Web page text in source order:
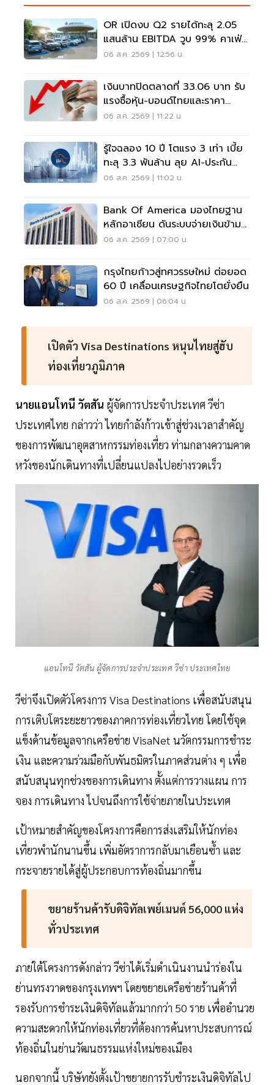
OR เปิดงบ Q2 รายได้ทะลุ 2.05
แสนล้าน EBITDA วูบ 99% คาเฟ่อ
เมซอนขายนิวไฮ 117 ล้านแก้ว
06 ส.ค. 2569 | 12:56 น.
เงินบาทปิดตลาดที่ 33.06 บาท รับ
แรงซื้อหุ้น-บอนด์ไทยและราคา
ทองคำพุ่ง
06 ส.ค. 2569 | 11:22 น.
รู้ใจฉลอง 10 ปี โตแรง 3 เท่า เบี้ย
ทะลุ 3.3 พันล้าน ลุย AI-ประกัน
สุขภาพ
06 ส.ค. 2569 | 11:02 น.
Bank Of America มองไทยฐาน
หลักอาเซียน ดันระบบจ่ายเงินข้าม
พรมแดนเรียลไทม์
06 ส.ค. 2569 | 07:00 น.
กรุงไทยก้าวสู่ทศวรรษใหม่ ต่อยอด
60 ปี เคลื่อนเศรษฐกิจไทยโตยั่งยืน
06 ส.ค. 2569 | 06:04 น.
เปิดตัว Visa Destinations หนุนไทยสู่ฮับ
ท่องเที่ยวภูมิภาค
นายแอนโทนี วัตสัน ผู้จัดการประจำประเทศ วีซ่า
ประเทศไทย กล่าวว่า ไทยกำลังก้าวเข้าสู่ช่วงเวลาสำคัญ
ของการพัฒนาอุตสาหกรรมท่องเที่ยว ท่ามกลางความคาด
หวังของนักเดินทางที่เปลี่ยนแปลงไปอย่างรวดเร็ว
แอนโทนี วัตสัน ผู้จัดการประจำประเทศ วีซ่า ประเทศไทย
วีซ่าจึงเปิดตัวโครงการ Visa Destinations เพื่อสนับสนุน
การเติบโตระยะยาวของภาคการท่องเที่ยวไทย โดยใช้จุด
แข็งด้านข้อมูลจากเครือข่าย VisaNet นวัตกรรมการชำระ
เงิน และความร่วมมือกับพันธมิตรในภาคส่วนต่าง ๆ เพื่อ
สนับสนุนทุกช่วงของการเดินทาง ตั้งแต่การวางแผน การ
จอง การเดินทาง ไปจนถึงการใช้จ่ายภายในประเทศ
เป้าหมายสำคัญของโครงการคือการส่งเสริมให้นักท่อง
เที่ยวพำนักนานขึ้น เพิ่มอัตราการกลับมาเยือนซ้ำ และ
กระจายรายได้สู่ผู้ประกอบการท้องถิ่นมากขึ้น
ขยายร้านค้ารับดิจิทัลเพย์เมนต์ 56,000 แห่ง
ทั่วประเทศ
ภายใต้โครงการดังกล่าว วีซ่าได้เริ่มดำเนินงานนำร่องใน
ย่านทรงวาดของกรุงเทพฯ โดยขยายเครือข่ายร้านค้าที่
รองรับการชำระเงินดิจิทัลแล้วมากกว่า 50 ราย เพื่ออำนวย
ความสะดวกให้นักท่องเที่ยวที่ต้องการค้นหาประสบการณ์
ท้องถิ่นในย่านวัฒนธรรมแห่งใหม่ของเมือง
นอกจากนี้ บริษัทยังตั้งเป้าขยายการรับชำระเงินดิจิทัลไป